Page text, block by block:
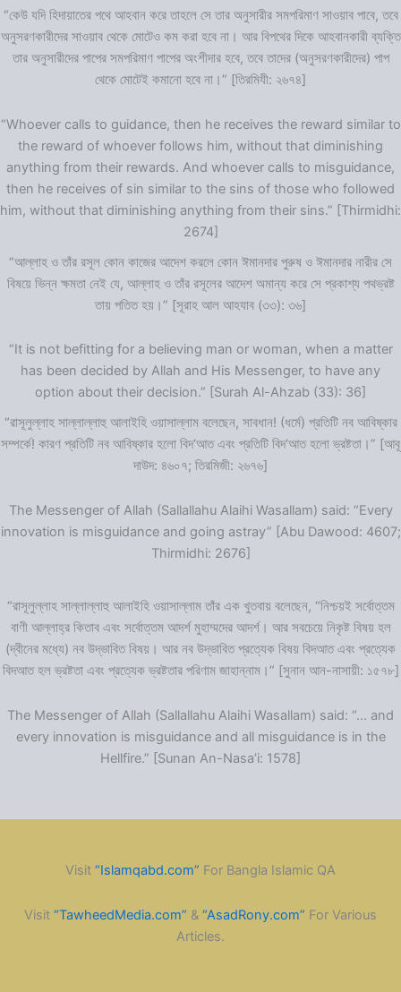
“কেউ যদি হিদায়াতের পথে আহবান করে তাহলে সে তার অনুসারীর সমপরিমাণ সাওয়াব পাবে, তবে
অনুসরণকারীদের সাওয়াব থেকে মোটেও কম করা হবে না। আর বিপথের দিকে আহবানকারী ব্যক্তি
তার অনুসারীদের পাপের সমপরিমাণ পাপের অংশীদার হবে, তবে তাদের (অনুসরণকারীদের) পাপ
থেকে মোটেই কমানো হবে না।” [তিরমিযী: ২৬৭৪]
“Whoever calls to guidance, then he receives the reward similar to
the reward of whoever follows him, without that diminishing
anything from their rewards. And whoever calls to misguidance,
then he receives of sin similar to the sins of those who followed
him, without that diminishing anything from their sins.” [Thirmidhi:
2674]
“আল্লাহ ও তাঁর রসূল কোন কাজের আদেশ করলে কোন ঈমানদার পুরুষ ও ঈমানদার নারীর সে
বিষয়ে ভিন্ন ক্ষমতা নেই যে, আল্লাহ ও তাঁর রসূলের আদেশ অমান্য করে সে প্রকাশ্য পথভ্রষ্ট
তায় পতিত হয়।” [সূরাহ আল আহযাব (৩৩): ৩৬]
“It is not befitting for a believing man or woman, when a matter
has been decided by Allah and His Messenger, to have any
option about their decision.” [Surah Al-Ahzab (33): 36]
“রাসূলুল্লাহ সাল্লাল্লাহু আলাইহি ওয়াসাল্লাম বলেছেন, সাবধান! (ধর্মে) প্রতিটি নব আবিষ্কার
সম্পর্কে! কারণ প্রতিটি নব আবিষ্কার হলো বিদ‘আত এবং প্রতিটি বিদ‘আত হলো ভ্রষ্টতা।” [আবূ
দাউদ: ৪৬০৭; তিরমিজী: ২৬৭৬]
The Messenger of Allah (Sallallahu Alaihi Wasallam) said: “Every
innovation is misguidance and going astray” [Abu Dawood: 4607;
Thirmidhi: 2676]
“রাসূলুল্লাহ সাল্লাল্লাহু আলাইহি ওয়াসাল্লাম তাঁর এক খুতবায় বলেছেন, “নিশ্চয়ই সর্বোত্তম
বাণী আল্লাহ্‌র কিতাব এবং সর্বোত্তম আদর্শ মুহাম্মদের আদর্শ। আর সবচেয়ে নিকৃষ্ট বিষয় হল
(দ্বীনের মধ্যে) নব উদ্ভাবিত বিষয়। আর নব উদ্ভাবিত প্রত্যেক বিষয় বিদআত এবং প্রত্যেক
বিদআত হল ভ্রষ্টতা এবং প্রত্যেক ভ্রষ্টতার পরিণাম জাহান্নাম।” [সুনান আন-নাসায়ী: ১৫৭৮]
The Messenger of Allah (Sallallahu Alaihi Wasallam) said: “… and
every innovation is misguidance and all misguidance is in the
Hellfire.” [Sunan An-Nasa’i: 1578]
Visit “Islamqabd.com” For Bangla Islamic QA
Visit “TawheedMedia.com” & “AsadRony.com” For Various
Articles.